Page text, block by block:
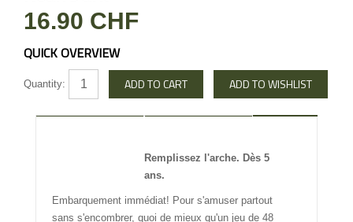
16.90 CHF
QUICK OVERVIEW
Quantity:
Remplissez l'arche. Dès 5
ans.
Embarquement immédiat! Pour s'amuser partout
sans s'encombrer, quoi de mieux qu'un jeu de 48